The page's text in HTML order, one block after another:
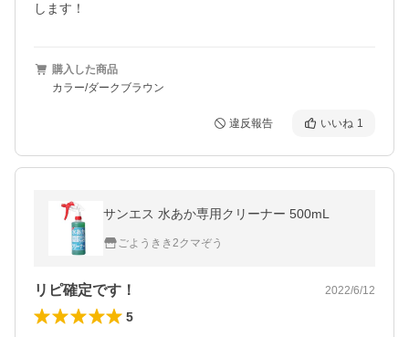
します！
購入した商品
カラー/ダークブラウン
違反報告 いいね 1
サンエス 水あか専用クリーナー 500mL
ごようきき2クマぞう
リピ確定です！ 2022/6/12
5